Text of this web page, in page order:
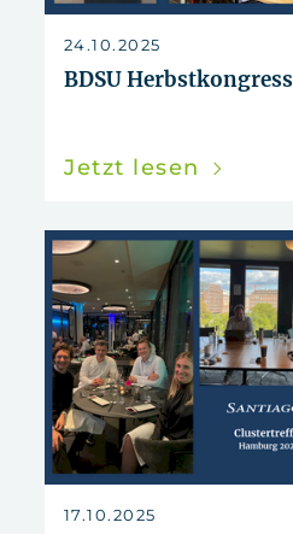
24.10.2025
BDSU
Jetzt lesen
17.10.2025